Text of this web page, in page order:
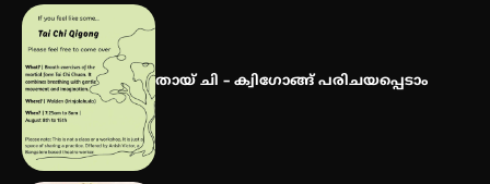
തായ് ചി – ക്വിഗോങ്ങ് പരിചയപ്പെടാം